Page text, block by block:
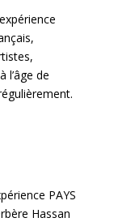
l’âge de
PAYS
Hassan